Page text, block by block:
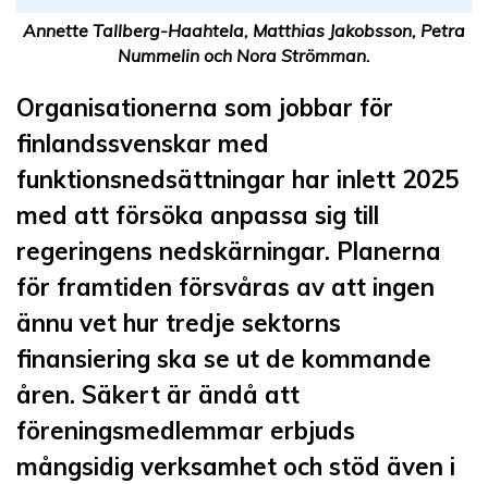
Annette Tallberg-Haahtela, Matthias Jakobsson, Petra
Nummelin och Nora Strömman.
Organisationerna som jobbar för
finlandssvenskar med
funktionsnedsättningar har inlett 2025
med att försöka anpassa sig till
regeringens nedskärningar. Planerna
för framtiden försvåras av att ingen
ännu vet hur tredje sektorns
finansiering ska se ut de kommande
åren. Säkert är ändå att
föreningsmedlemmar erbjuds
mångsidig verksamhet och stöd även i